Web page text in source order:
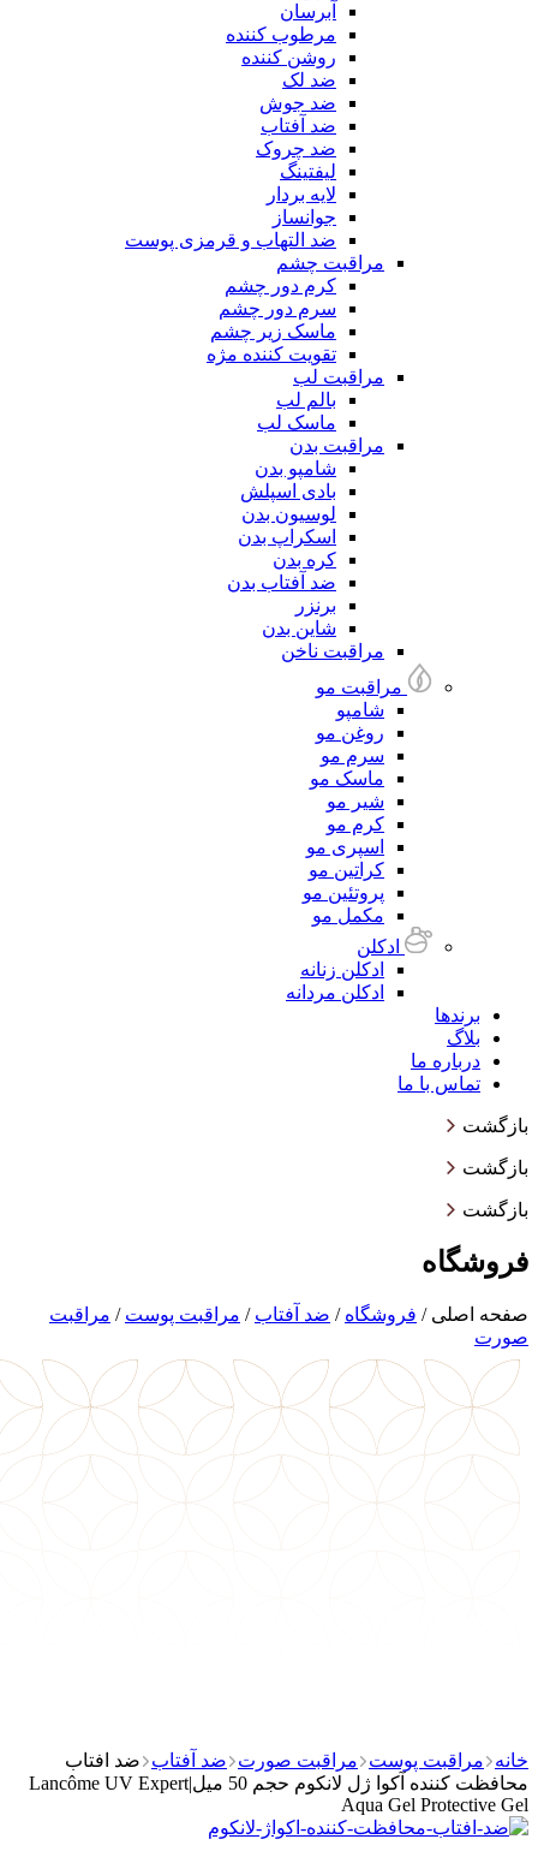
آبرسان
مرطوب کننده
روشن کننده
ضد لک
ضد جوش
ضد آفتاب
ضد چروک
لیفتینگ
لایه بردار
جوانساز
ضد التهاب و قرمزی پوست
مراقبت چشم
کرم دور چشم
سرم دور چشم
ماسک زیر چشم
تقویت کننده مژه
مراقبت لب
بالم لب
ماسک لب
مراقبت بدن
شامپو بدن
بادی اسپلش
لوسیون بدن
اسکراپ بدن
کره بدن
ضد آفتاب بدن
برنزر
شاین بدن
مراقبت ناخن
مراقبت مو
شامپو
روغن مو
سرم مو
ماسک مو
شیر مو
کرم مو
اسپری مو
کراتین مو
پروتئین مو
مکمل مو
ادکلن
ادکلن زنانه
ادکلن مردانه
برندها
بلاگ
درباره ما
تماس با ما
بازگشت
بازگشت
بازگشت
فروشگاه
صفحه اصلی / فروشگاه / ضد آفتاب / مراقبت پوست / مراقبت
صورت
خانه مراقبت پوست مراقبت صورت ضد آفتاب
ضد افتاب
محافظت کننده آکوا ژل لانکوم حجم 50 میل|Lancôme UV Expert
Aqua Gel Protective Gel